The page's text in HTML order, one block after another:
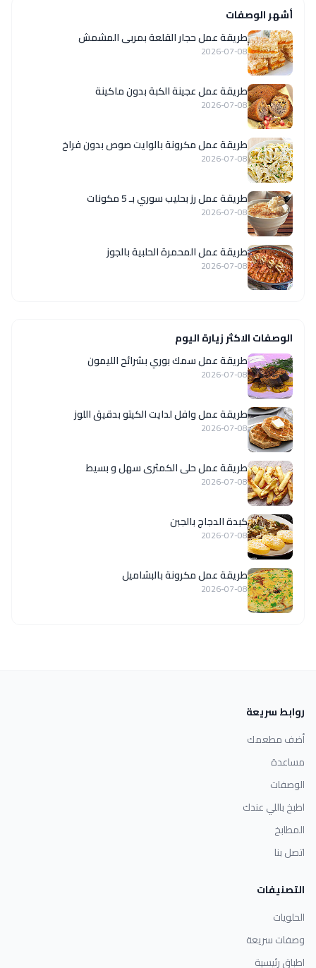
أشهر الوصفات
طريقة عمل حجار القلعة بمربى المشمش
2026-07-08
طريقة عمل عجينة الكبة بدون ماكينة
2026-07-08
طريقة عمل مكرونة بالوايت صوص بدون فراخ
2026-07-08
طريقة عمل رز بحليب سوري بـ 5 مكونات
2026-07-08
طريقة عمل المحمرة الحلبية بالجوز
2026-07-08
الوصفات الاكثر زيارة اليوم
طريقة عمل سمك بوري بشرائح الليمون
2026-07-08
طريقة عمل وافل لدايت الكيتو بدقيق اللوز
2026-07-08
طريقة عمل حلى الكمثرى سهل و بسيط
2026-07-08
كبدة الدجاج بالجبن
2026-07-08
طريقة عمل مكرونة بالبشاميل
2026-07-08
روابط سريعة
أضف مطعمك
مساعدة
الوصفات
اطبخ باللي عندك
المطابخ
اتصل بنا
التصنيفات
الحلويات
وصفات سريعة
اطباق رئيسية